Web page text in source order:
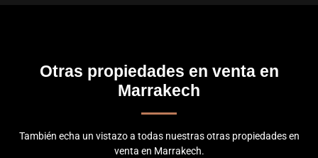
Otras propiedades en venta en
Marrakech
También echa un vistazo a todas nuestras otras propiedades en
venta en Marrakech.